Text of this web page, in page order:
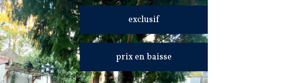
exclusif
prix en baisse